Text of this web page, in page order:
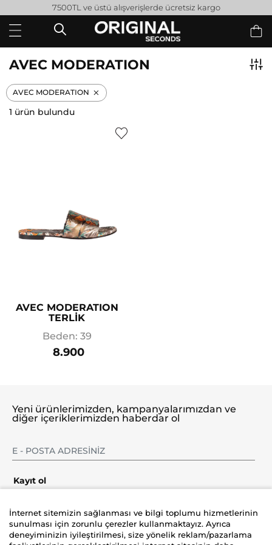
7500TL ve üstü alışverişlerde ücretsiz kargo
AVEC MODERATION
AVEC MODERATION
1 ürün bulundu
AVEC MODERATION
TERLİK
Beden: 39
8.900
Şirket
Yeni ürünlerimizden, kampanyalarımızdan ve
diğer içeriklerimizden haberdar ol
Kayıt ol
İnternet sitemizin sağlanması ve bilgi toplumu hizmetlerinin
sunulması için zorunlu çerezler kullanmaktayız. Ayrıca
deneyiminizin iyileştirilmesi, size yönelik reklam/pazarlama